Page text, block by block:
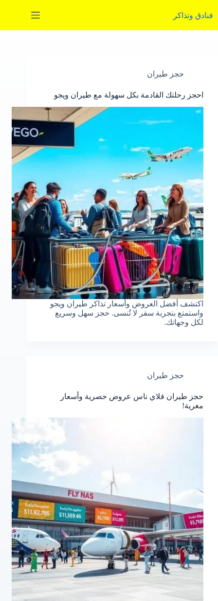
إلى
المحتوى
فنادق وتذاكر
حجز طيران
احجز رحلتك القادمة بكل سهولة مع طيران ويجو
اكتشف أفضل العروض وأسعار تذاكر طيران ويجو
واستمتع بتجربة سفر لا تُنسى. حجز سهل وسريع
لكل وجهاتك.
حجز طيران
حجز طيران فلاي ناس عروض حصرية وأسعار
مغرية!